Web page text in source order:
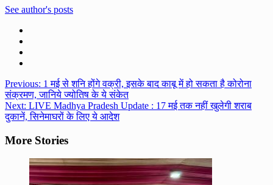
See author's posts
Post
navigation
Previous: 1 मई से शनि होंगे वक्री, इसके बाद काबू में हो सकता है कोरोना
संक्रमण, जानिये ज्‍योतिष के ये संकेत
Next: LIVE Madhya Pradesh Update : 17 मई तक नहीं खुलेगी शराब
दुकानें, सिनेमाघरों के लिए ये आदेश
More Stories